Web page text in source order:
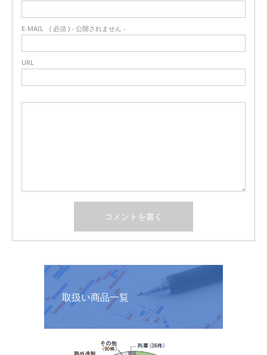
E-MAIL ( 必須 ) - 公開されません -
URL
取扱い商品一覧